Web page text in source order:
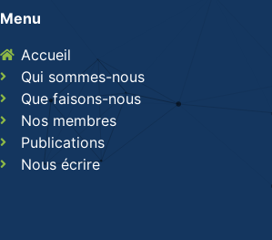
Menu
Accueil
Qui sommes-nous
Que faisons-nous
Nos membres
Publications
Nous écrire